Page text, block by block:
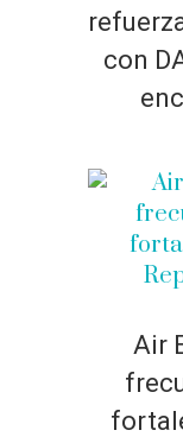
con
Air